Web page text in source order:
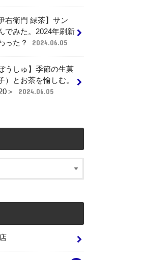
右衛門 緑茶】サン
でみた。2024年刷新
った？
2024.06.05
うしゅ】季節の生菓
）とお茶を愉しむ。
＞
2024.06.05